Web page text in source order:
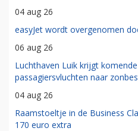
04 aug 26
easyJet wordt overgenomen
06 aug 26
Luchthaven Luik krijgt
passagiersvluchten naar
04 aug 26
Raamstoeltje in de Business
170 euro extra